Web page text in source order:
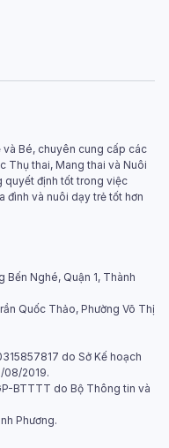
Bé, chuyên cung cấp các
Thụ thai, Mang thai và Nuôi
quyết định tốt trong việc
đình và nuôi dạy trẻ tốt hơn
Bến Nghé, Quận 1, Thành
Quốc Thảo, Phường Võ Thị
do Sở Kế hoạch
08/2019.
BTTTT do Bộ Thông tin và
Phương.